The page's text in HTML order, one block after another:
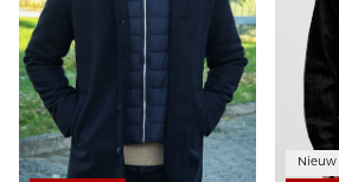
Nieuw